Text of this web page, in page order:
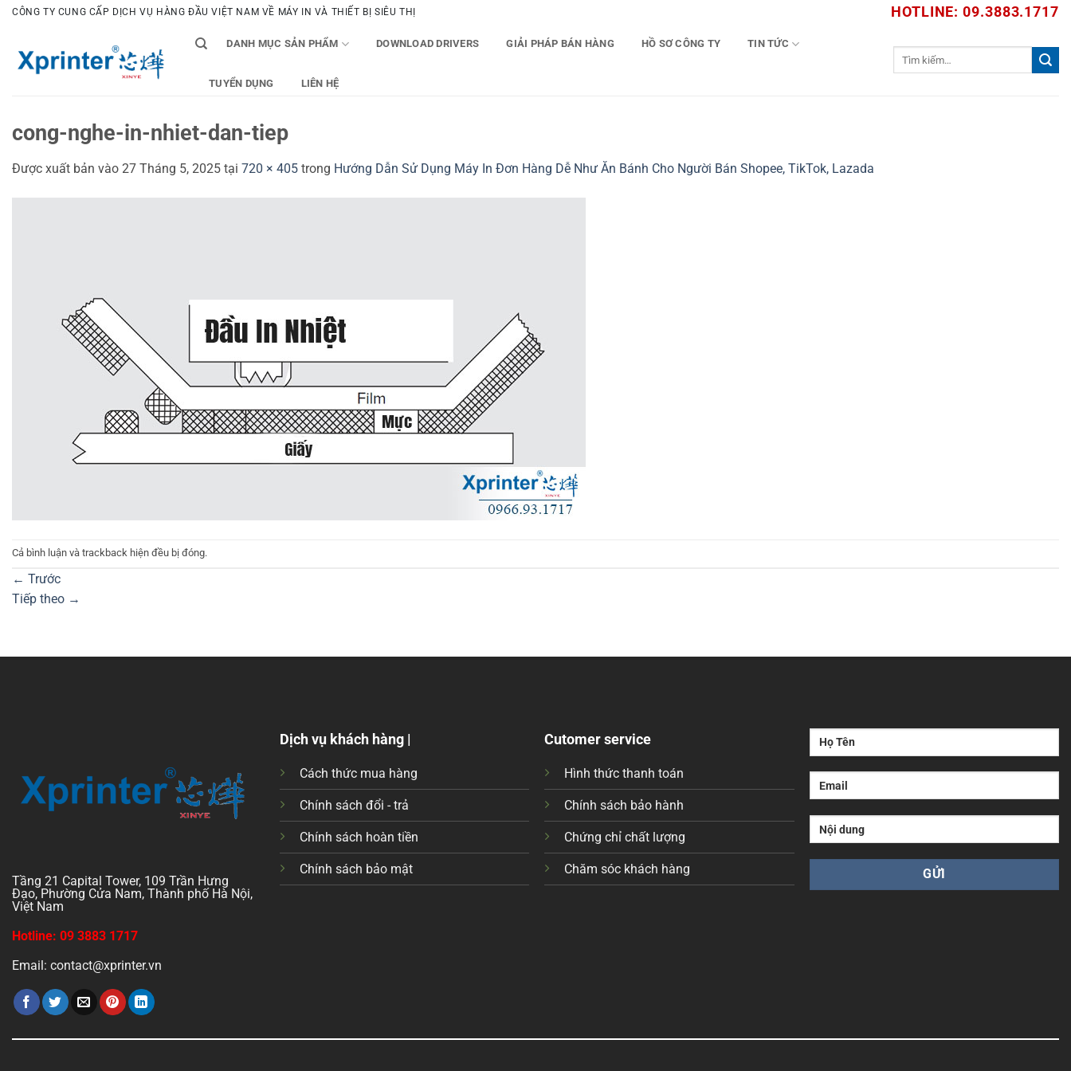
Bỏ
dung
CÔNG TY CUNG CẤP DỊCH VỤ HÀNG ĐẦU VIỆT NAM VỀ MÁY IN VÀ THIẾT BỊ SIÊU THỊ HOTLINE: 09.3883.1717
DANH MỤC SẢN PHẨM DOWNLOAD DRIVERS GIẢI PHÁP BÁN HÀNG HỒ SƠ CÔNG TY TIN TỨC
TUYỂN DỤNG LIÊN HỆ
cong-nghe-in-nhiet-dan-tiep
Được xuất bản vào 27 Tháng 5, 2025 tại 720 × 405 trong Hướng Dẫn Sử Dụng Máy In Đơn Hàng Dễ Như Ăn Bánh Cho Người Bán Shopee, TikTok, Lazada
Cả bình luận và trackback hiện đều bị đóng.
← Trước
Tiếp theo →
Tầng 21 Capital Tower, 109 Trần Hưng
Đạo, Phường Cửa Nam, Thành phố Hà Nội,
Việt Nam
Hotline: 09 3883 1717
Email: contact@xprinter.vn
Dịch vụ khách hàng |
Cách thức mua hàng
Chính sách đổi - trả
Chính sách hoàn tiền
Chính sách bảo mật
Cutomer service
Hình thức thanh toán
Chính sách bảo hành
Chứng chỉ chất lượng
Chăm sóc khách hàng